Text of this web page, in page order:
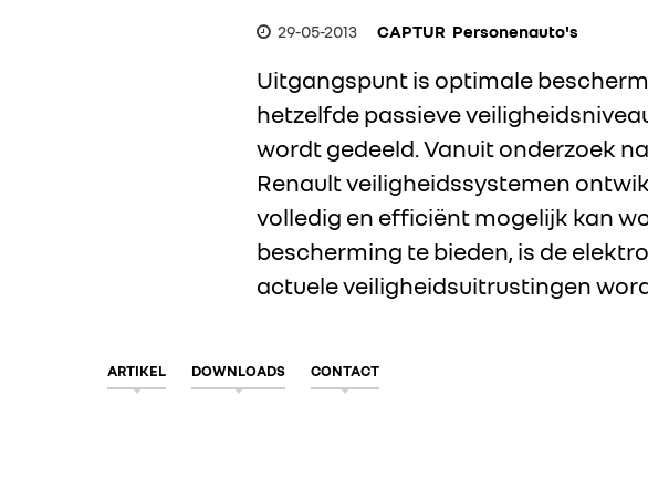
29-05-2013 CAPTUR Personenauto's
Uitgangspunt is optimale
hetzelfde passieve
wordt gedeeld. Vanuit onderzoek
Renault veiligheidssystemen
volledig en efficiënt mogelijk kan
bescherming te bieden, is de
actuele veiligheidsuitrustingen
ARTIKEL DOWNLOADS CONTACT